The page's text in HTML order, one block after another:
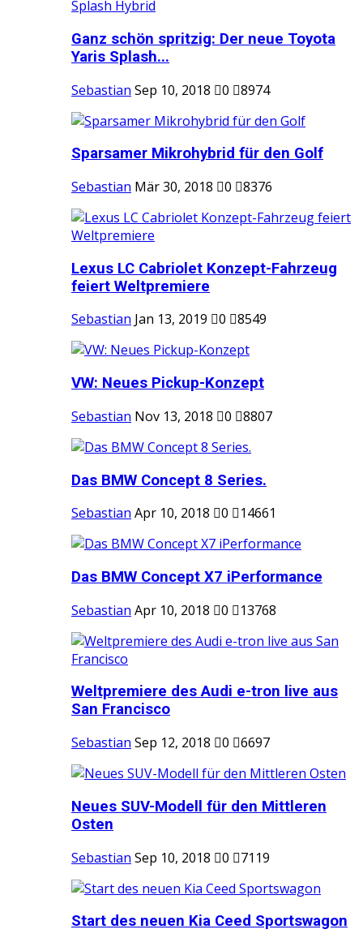
Ganz schön spritzig: Der neue Toyota
Yaris Splash...
Sebastian Sep 10, 2018 0 8974
Sparsamer Mikrohybrid für den Golf
Sebastian Mär 30, 2018 0 8376
Lexus LC Cabriolet Konzept-Fahrzeug
feiert Weltpremiere
Sebastian Jan 13, 2019 0 8549
VW: Neues Pickup-Konzept
Sebastian Nov 13, 2018 0 8807
Das BMW Concept 8 Series.
Sebastian Apr 10, 2018 0 14661
Das BMW Concept X7 iPerformance
Sebastian Apr 10, 2018 0 13768
Weltpremiere des Audi e-tron live aus
San Francisco
Sebastian Sep 12, 2018 0 6697
Neues SUV-Modell für den Mittleren
Osten
Sebastian Sep 10, 2018 0 7119
Start des neuen Kia Ceed Sportswagon